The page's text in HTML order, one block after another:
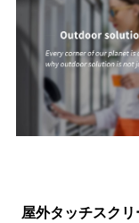
屋外タッチスク